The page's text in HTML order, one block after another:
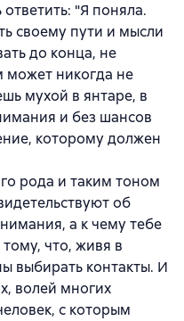
"Я поняла.
своему пути и мысли
до конца, не
может никогда не
мухой в янтаре, в
и без шансов
которому должен
рода и таким тоном
об
а к чему тебе
что, живя в
выбирать контакты. И
волей многих
с которым